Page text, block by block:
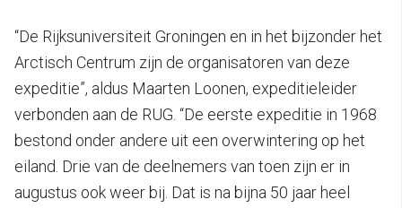
“De Rijksuniversiteit Groningen en in het bijzonder het
Arctisch Centrum zijn de organisatoren van deze
expeditie”, aldus Maarten Loonen, expeditieleider
verbonden aan de RUG. “De eerste expeditie in 1968
bestond onder andere uit een overwintering op het
eiland. Drie van de deelnemers van toen zijn er in
augustus ook weer bij. Dat is na bijna 50 jaar heel